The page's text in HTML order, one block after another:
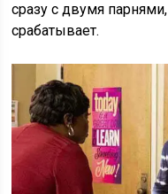
сразу с двумя
срабатывает.